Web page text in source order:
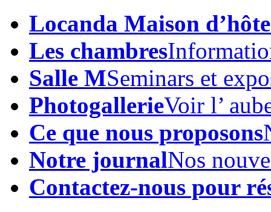
Locanda Maison
Les chambres
Salle MSeminars et
PhotogallerieVoir l’
Ce que nous proposons
Notre journalNos
Contactez-nous pour